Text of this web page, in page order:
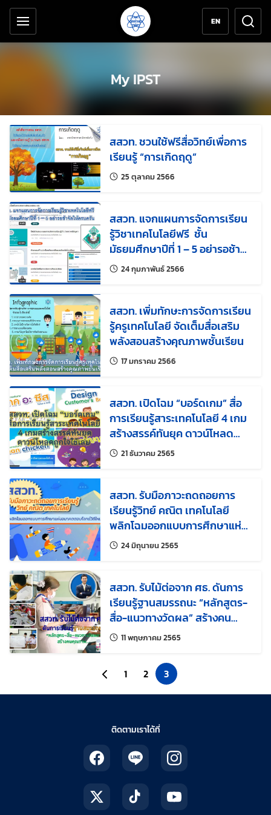
ข้ามไปยังเนื้อหาหลัก
เครื่องมือช่วยเหลือ
EN
My IPST
สสวท. ชวนใช้ฟรีสื่อวิทย์เพื่อการ
เรียนรู้ “การเกิดฤดู”
25 ตุลาคม 2566แก้ไขล่าสุดเมื่อ:
สสวท. แจกแผนการจัดการเรียน
รู้วิชาเทคโนโลยีฟรี ชั้น
มัธยมศึกษาปีที่ 1 – 5 อย่ารอช้า
จัดให้ครบครัน
24 กุมภาพันธ์ 2566แก้ไขล่าสุดเมื่อ:
สสวท. เพิ่มทักษะการจัดการเรียน
รู้ครูเทคโนโลยี จัดเต็มสื่อเสริม
พลังสอนสร้างคุณภาพชั้นเรียน
17 มกราคม 2566แก้ไขล่าสุดเมื่อ:
สสวท. เปิดโฉม “บอร์ดเกม” สื่อ
การเรียนรู้สาระเทคโนโลยี 4 เกม
สร้างสรรค์ทันยุค ดาวน์โหลด
ถูกใจใช้เลย
21 ธันวาคม 2565แก้ไขล่าสุดเมื่อ:
สสวท. รับมือภาวะถดถอยการ
เรียนรู้วิทย์ คณิต เทคโนโลยี
พลิกโฉมออกแบบการศึกษาแห่ง
อนาคตตอบโจทย์วิถีใหม่
24 มิถุนายน 2565แก้ไขล่าสุดเมื่อ:
สสวท. รับไม้ต่อจาก ศธ. ดันการ
เรียนรู้ฐานสมรรถนะ “หลักสูตร-
สื่อ-แนวทางวัดผล” สร้างคน
คุณภาพ
11 พฤษภาคม 2565แก้ไขล่าสุดเมื่อ:
ไปยังหน้าก่อนหน้า
1 2 3
ติดตามเราได้ที่